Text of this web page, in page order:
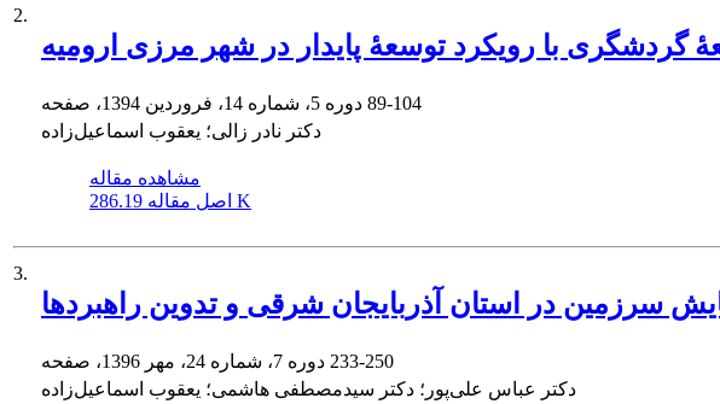
2.
گردشگری با رویکرد توسعۀ پایدار در شهر مرزی ارومیه
89-104
دکتر نادر زالی؛ یعقوب اسماعیل‌زاده
مشاهده مقاله
اصل مقاله 286.19 K
3.
سرزمین در استان آذربایجان شرقی و تدوین راهبردها
233-250
دکتر عباس علی‌پور؛ دکتر سید‌مصطفی هاشمی؛ یعقوب اسماعیل‌زاده